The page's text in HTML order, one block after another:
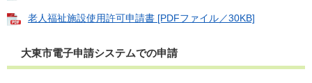
老人福祉施設使用許可申請書 [PDFファイル／30KB]
大東市電子申請システムでの申請